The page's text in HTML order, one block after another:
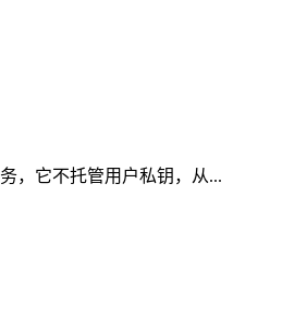
，它不托管用户私钥，从...